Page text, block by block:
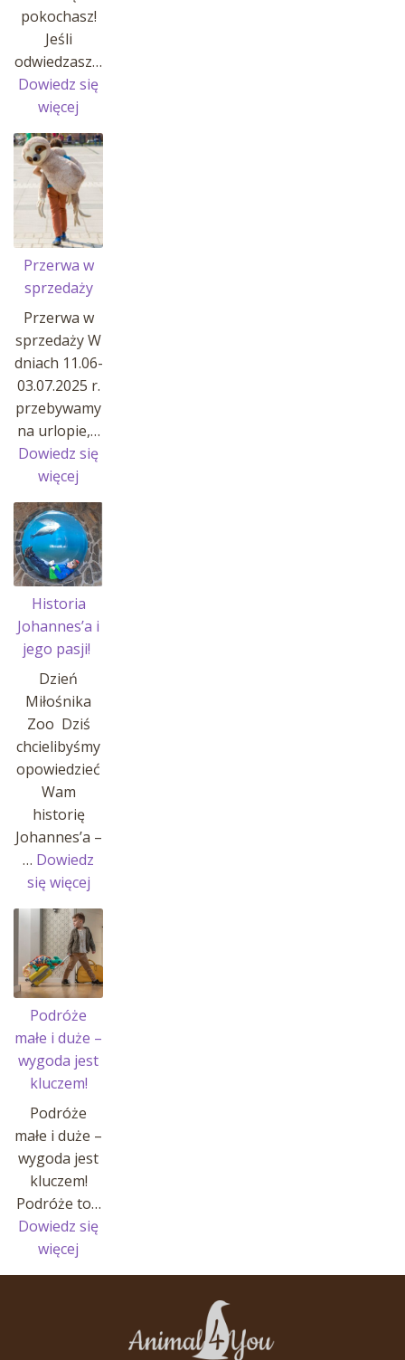
pokochasz!
Jeśli
odwiedzasz…
Dowiedz się
więcej
MANATY
W
AFRYKARIUM
!
Przerwa w
sprzedaży
Przerwa w
sprzedaży W
dniach 11.06-
03.07.2025 r.
przebywamy
na urlopie,…
Dowiedz się
więcej
Przerwa
w
sprzedaży
Historia
Johannes’a i
jego pasji!
Dzień
Miłośnika
Zoo Dziś
chcielibyśmy
opowiedzieć
Wam
historię
Johannes’a –
… Dowiedz
się więcej:
Historia
Johannes’a
i
jego
pasji!
Podróże
małe i duże –
wygoda jest
kluczem!
Podróże
małe i duże –
wygoda jest
kluczem!
Podróże to…
Dowiedz się
więcej
Podróże